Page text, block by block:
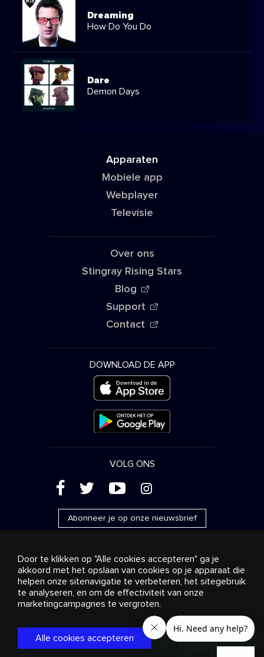
Dreaming
How Do You Do
Dare
Demon Days
Apparaten
Mobiele app
Webplayer
Televisie
Over ons
Stingray Rising Stars
Blog
Support
Contact
DOWNLOAD DE APP
VOLG ONS
( ' + &
Abonneer je op onze nieuwsbrief
Reclame
Streaming en distributie
Consumentenproducten
Bedrijfsoplossingen
Over ons
Cookies settings
© 2018-2025 Stingray Group Inc. Alle rechten voorbehouden.
STINGRAY®, STINGRAY® MUSIC en andere verwante merken
en logo’s zijn handelsmerken van Stingray Group in Canada,
Door te klikken op "Alle cookies accepteren" ga je
akkoord met het opslaan van cookies op je apparaat die
helpen onze sitenavigatie te verbeteren, het sitegebruik
te analyseren, en om de effectiviteit van onze
marketingcampagnes te vergroten.
Alle cookies accepteren